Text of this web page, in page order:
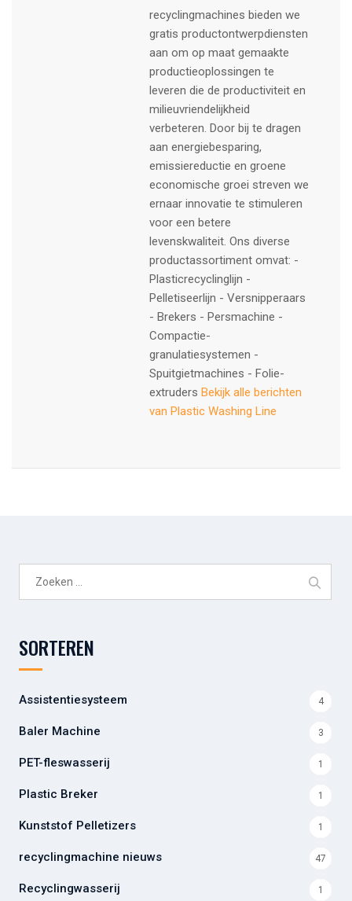
recyclingmachines bieden we
gratis productontwerpdiensten
aan om op maat gemaakte
productieoplossingen te
leveren die de productiviteit en
milieuvriendelijkheid
verbeteren. Door bij te dragen
aan energiebesparing,
emissiereductie en groene
economische groei streven we
ernaar innovatie te stimuleren
voor een betere
levenskwaliteit. Ons diverse
productassortiment omvat: -
Plasticrecyclinglijn -
Pelletiseerlijn - Versnipperaars
- Brekers - Persmachine -
Compactie-
granulatiesystemen -
Spuitgietmachines - Folie-
extruders Bekijk alle berichten
van Plastic Washing Line
SORTEREN
Assistentiesysteem 4
Baler Machine 3
PET-fleswasserij 1
Plastic Breker 1
Kunststof Pelletizers 1
recyclingmachine nieuws 47
Recyclingwasserij 1